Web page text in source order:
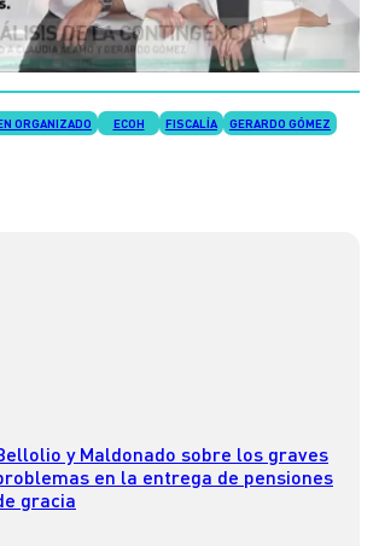
ORGANIZADO ECOH FISCALÍA
GERARDO GÓMEZ
y Maldonado sobre los graves
en la entrega de pensiones
gracia